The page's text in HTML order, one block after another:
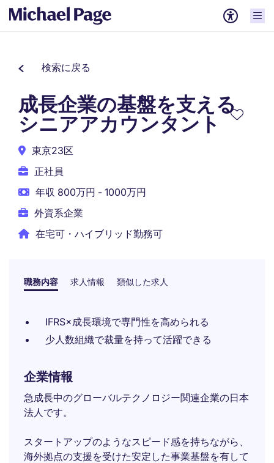
検索に戻る
成長企業の基盤を支える
シニアアカウンタント
東京23区
正社員
年収 800万円 - 1000万円
外資系企業
在宅可・ハイブリッド勤務可
職務内容 求人情報 類似した求人
IFRS×成長環境で専門性を高められる
少人数組織で裁量を持って活躍できる
企業情報
急成長中のグローバルテクノロジー関連企業の日本
法人です。
スタートアップのようなスピード感を持ちながら、
海外拠点の支援を受けた安定した事業基盤を有して